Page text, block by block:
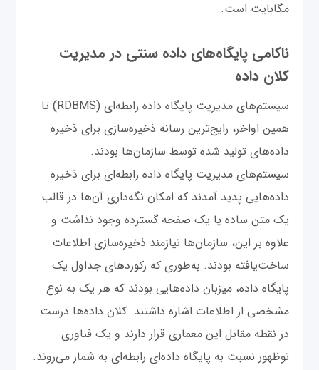
مگابایت است.
ناکامی پایگاه‌های داده سنتی در مدیریت
کلان داده
سیستم‌های مدیریت پایگاه داده رابطه‌ای (RDBMS) تا
همین اواخر، رایج‌ترین رسانه ذخیره‌سازی برای ذخیره
داده‌های تولید شده توسط سازمان‌ها بودند.
سیستم‌های مدیریت پایگاه‌ داده رابطه‌ای برای ذخیره
داده‌هایی پدید آمدند که امکان نگه‌داری آن‌ها در قالب
یک متن ساده یا یک صفحه گسترده وجود نداشت و
علاوه بر این، سازمان‌ها نیازمند ذخیره‌سازی اطلاعات
ساخت‌یافته بودند. به‌طوری که رکوردهای جداول یک
پایگاه داده، میزبان داده‌هایی بودند که هر یک به نوع
مشخصی از اطلاعات اشاره داشتند. کلان داده‌ها درست
در نقطه مقابل این معماری قرار دارند و یک فناوری
نوظهور نسبت به پایگاه داده‌ای رابطه‌ای به شمار می‌روند.